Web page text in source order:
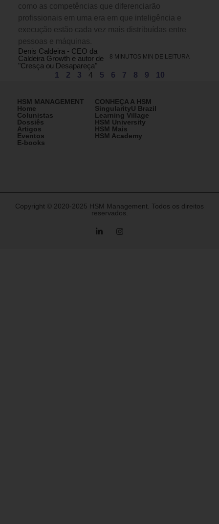
como as competências que diferenciarão
profissionais em uma era em que inteligência e
execução estão cada vez mais distribuídas entre
pessoas e máquinas.
Denis Caldeira - CEO da
Caldeira Growth e autor de
"Cresça ou Desapareça"
8 MINUTOS MIN DE LEITURA
1 2 3 4 5 6 7 8 9 10
HSM MANAGEMENT
Home
Colunistas
Dossiês
Artigos
Eventos
E-books
CONHEÇA A HSM
SingularityU Brazil
Learning Village
HSM University
HSM Mais
HSM Academy
Copyright © 2020-2025 HSM Management. Todos os direitos
reservados.